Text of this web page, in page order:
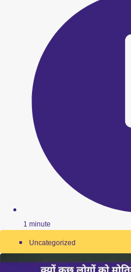
1 minute
Uncategorized